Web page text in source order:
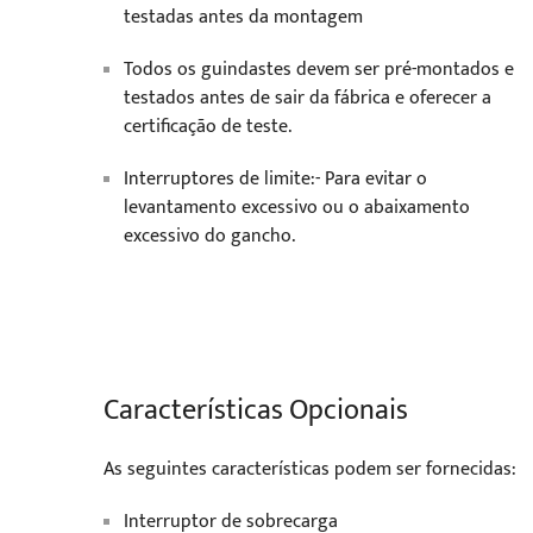
testadas antes da montagem
Todos os guindastes devem ser pré-montados e
testados antes de sair da fábrica e oferecer a
certificação de teste.
Interruptores de limite:- Para evitar o
levantamento excessivo ou o abaixamento
excessivo do gancho.
Características Opcionais
As seguintes características podem ser fornecidas:
Interruptor de sobrecarga